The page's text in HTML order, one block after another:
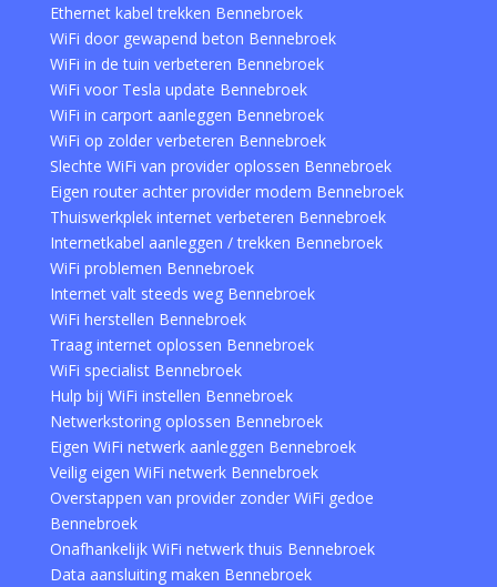
Ethernet kabel trekken Bennebroek
WiFi door gewapend beton Bennebroek
WiFi in de tuin verbeteren Bennebroek
WiFi voor Tesla update Bennebroek
WiFi in carport aanleggen Bennebroek
WiFi op zolder verbeteren Bennebroek
Slechte WiFi van provider oplossen Bennebroek
Eigen router achter provider modem Bennebroek
Thuiswerkplek internet verbeteren Bennebroek
Internetkabel aanleggen / trekken Bennebroek
WiFi problemen Bennebroek
Internet valt steeds weg Bennebroek
WiFi herstellen Bennebroek
Traag internet oplossen Bennebroek
WiFi specialist Bennebroek
Hulp bij WiFi instellen Bennebroek
Netwerkstoring oplossen Bennebroek
Eigen WiFi netwerk aanleggen Bennebroek
Veilig eigen WiFi netwerk Bennebroek
Overstappen van provider zonder WiFi gedoe
Bennebroek
Onafhankelijk WiFi netwerk thuis Bennebroek
Data aansluiting maken Bennebroek